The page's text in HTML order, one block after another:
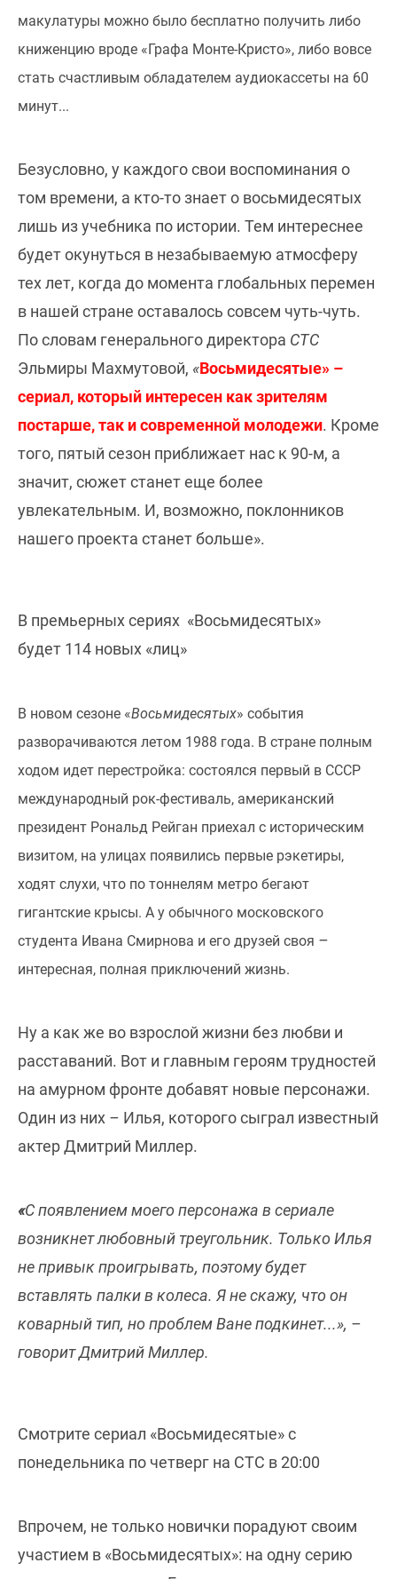
макулатуры можно было бесплатно получить либо
книженцию вроде «Графа Монте-Кристо», либо вовсе
стать счастливым обладателем аудиокассеты на 60
минут...
Безусловно, у каждого свои воспоминания о
том времени, а кто-то знает о восьмидесятых
лишь из учебника по истории. Тем интереснее
будет окунуться в незабываемую атмосферу
тех лет, когда до момента глобальных перемен
в нашей стране оставалось совсем чуть-чуть.
По словам генерального директора СТС
Эльмиры Махмутовой, «Восьмидесятые» –
сериал, который интересен как зрителям
постарше, так и современной молодежи. Кроме
того, пятый сезон приближает нас к 90-м, а
значит, сюжет станет еще более
увлекательным. И, возможно, поклонников
нашего проекта станет больше».
В премьерных сериях «Восьмидесятых»
будет 114 новых «лиц»
В новом сезоне «Восьмидесятых» события
разворачиваются летом 1988 года. В стране полным
ходом идет перестройка: состоялся первый в СССР
международный рок-фестиваль, американский
президент Рональд Рейган приехал с историческим
визитом, на улицах появились первые рэкетиры,
ходят слухи, что по тоннелям метро бегают
гигантские крысы. А у обычного московского
студента Ивана Смирнова и его друзей своя –
интересная, полная приключений жизнь.
Ну а как же во взрослой жизни без любви и
расставаний. Вот и главным героям трудностей
на амурном фронте добавят новые персонажи.
Один из них – Илья, которого сыграл известный
актер Дмитрий Миллер.
«С появлением моего персонажа в сериале
возникнет любовный треугольник. Только Илья
не привык проигрывать, поэтому будет
вставлять палки в колеса. Я не скажу, что он
коварный тип, но проблем Ване подкинет...», –
говорит Дмитрий Миллер.
Смотрите сериал «Восьмидесятые» с
понедельника по четверг на СТС в 20:00
Впрочем, не только новички порадуют своим
участием в «Восьмидесятых»: на одну серию